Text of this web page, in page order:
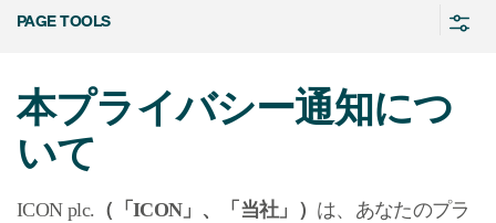
キャリア採用
ICON （英語サイト）
へのお問い合わせ
PAGE TOOLS
本プライバシー通知につ
いて
ICON plc. （「 ICON」、「当社」） は、あなたのプラ